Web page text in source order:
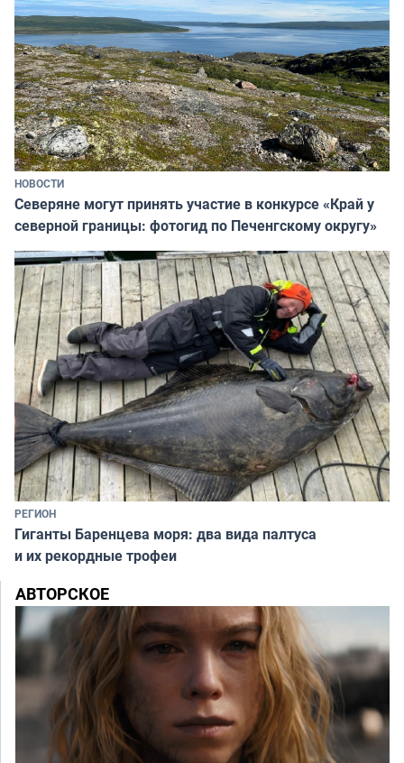
НОВОСТИ
Северяне могут принять участие в конкурсе «Край у
северной границы: фотогид по Печенгскому округу»
РЕГИОН
Гиганты Баренцева моря: два вида палтуса
и их рекордные трофеи
АВТОРСКОЕ